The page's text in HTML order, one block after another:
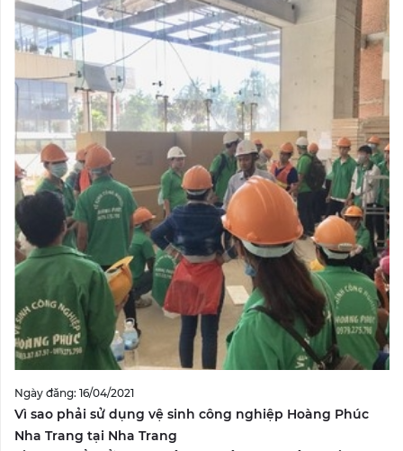
Ngày đăng: 16/04/2021
Vì sao phải sử dụng vệ sinh công nghiệp Hoàng Phúc
Nha Trang tại Nha Trang